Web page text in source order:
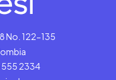
No. 122-135
555 2334